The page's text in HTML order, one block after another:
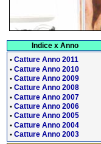
Indice x Anno
• Catture Anno 2011
• Catture Anno 2010
• Catture Anno 2009
• Catture Anno 2008
• Catture Anno 2007
• Catture Anno 2006
• Catture Anno 2005
• Catture Anno 2004
• Catture Anno 2003